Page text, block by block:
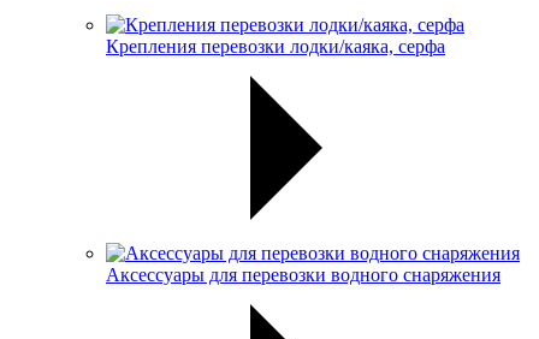
Крепления перевозки лодки/каяка, серфа
Аксессуары для перевозки водного снаряжения